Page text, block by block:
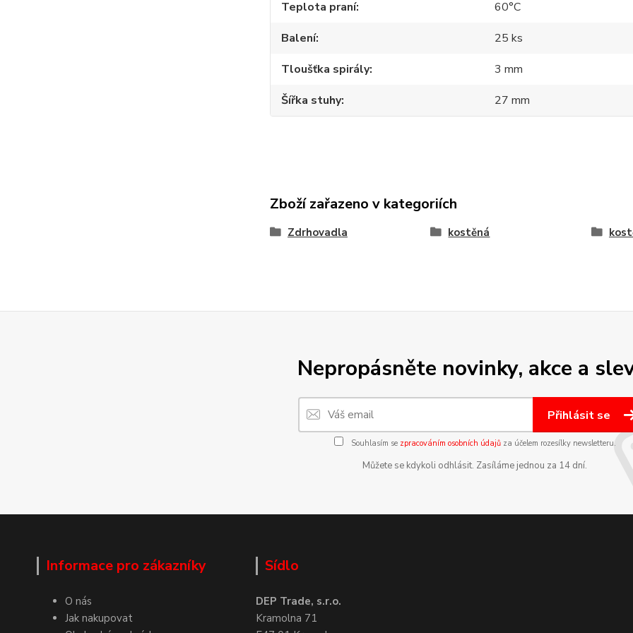
Teplota praní
60°C
Balení
25 ks
Tloušťka spirály
3 mm
Šířka stuhy
27 mm
Zboží zařazeno v kategoriích
Zdrhovadla kostěná
Nepropásněte novinky, akce a
Přihlásit se
Souhlasím se zpracováním osobních údajůza účelem rozesílky newsletteru.
Můžete se kdykoli odhlásit. Zasíláme jednou za 14 dní.
Informace pro zákazníky
O nás
Jak nakupovat
Sídlo
DEP Trade, s.r.o.
Kramolna 71